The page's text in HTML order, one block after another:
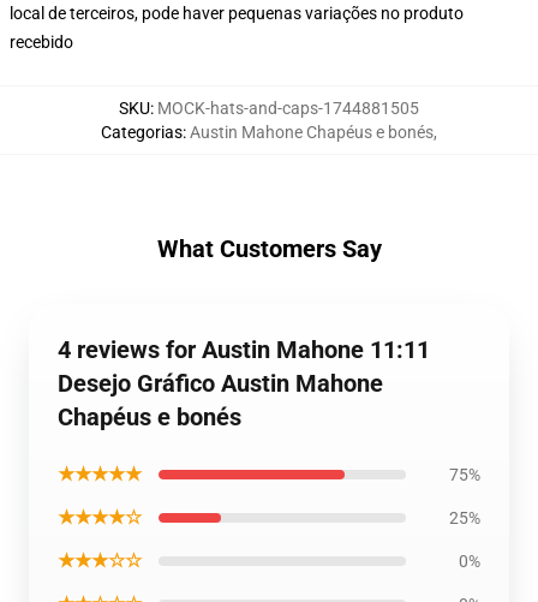
local de terceiros, pode haver pequenas variações no produto
recebido
SKU: MOCK-hats-and-caps-1744881505
Categorias:Austin Mahone Chapéus e bonés,
What Customers Say
4 reviews for Austin Mahone 11:11
Desejo Gráfico Austin Mahone
Chapéus e bonés
★★★★★ 75%
★★★★☆ 25%
★★★☆☆ 0%